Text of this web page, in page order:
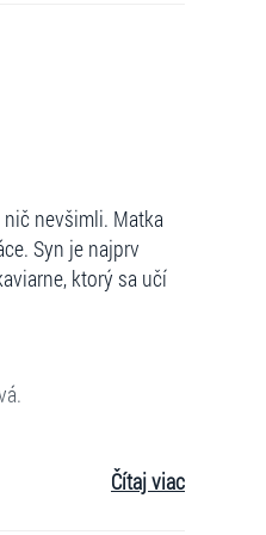
nevšimli. Matka
Syn je najprv
ktorý sa učí
Čítaj viac